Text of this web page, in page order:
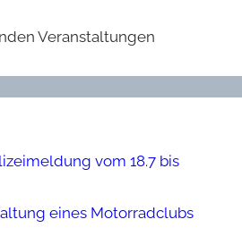
Veranstaltungen
vom 18.7 bis
eines Motorradclubs